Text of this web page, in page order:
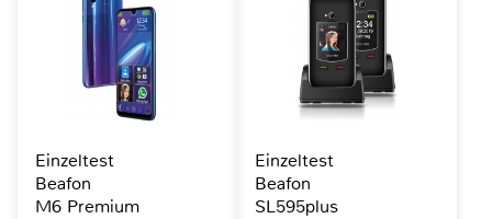
Einzeltest
Beafon
M6 Premium
Einzeltest
Beafon
SL595plus